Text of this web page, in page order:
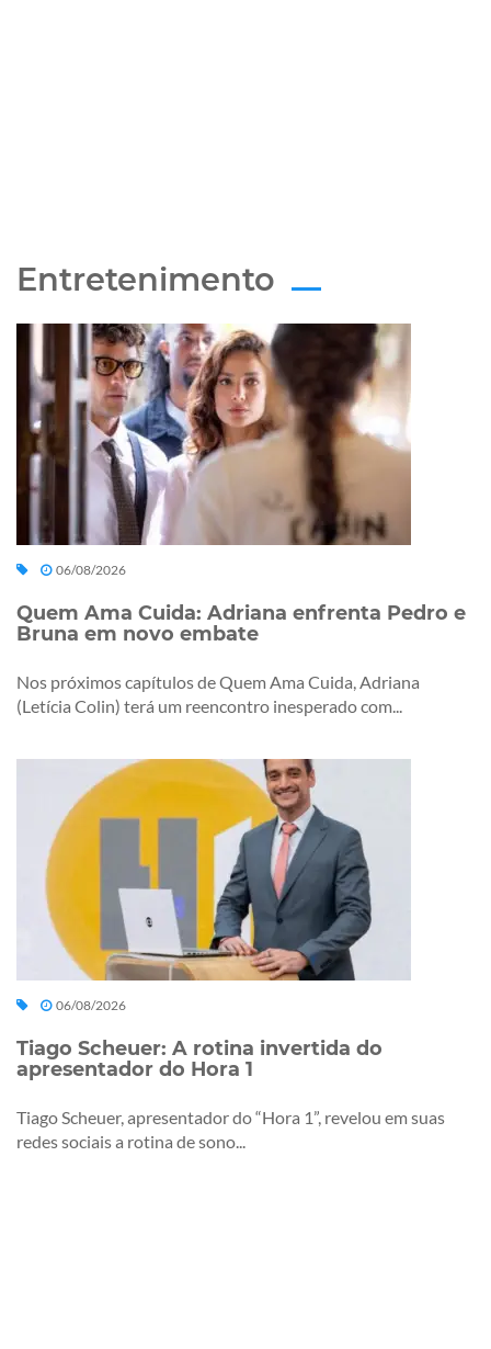
Entretenimento
06/08/2026
Quem Ama Cuida: Adriana enfrenta Pedro e
Bruna em novo embate
Nos próximos capítulos de Quem Ama Cuida, Adriana
(Letícia Colin) terá um reencontro inesperado com...
06/08/2026
Tiago Scheuer: A rotina invertida do
apresentador do Hora 1
Tiago Scheuer, apresentador do “Hora 1”, revelou em suas
redes sociais a rotina de sono...